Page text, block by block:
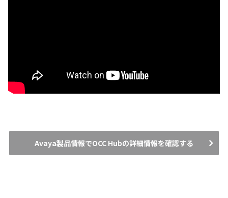
Avaya製品情報でOCC Hubの詳細情報を確認する